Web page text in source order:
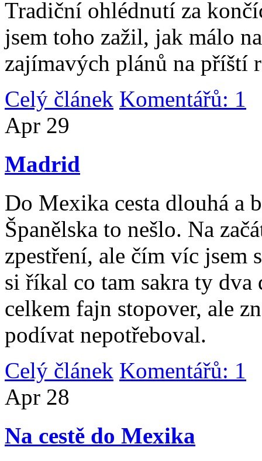
Tradiční ohlédnutí za
jsem toho zažil, jak málo
zajímavých plánů na příští
Celý článek Komentářů: 1
Apr 29
Madrid
Do Mexika cesta dlouhá a
Španělska to nešlo. Na
zpestření, ale čím víc jsem
si říkal co tam sakra ty
celkem fajn stopover, ale
podívat nepotřeboval.
Celý článek Komentářů: 1
Apr 28
Na cestě do Mexika